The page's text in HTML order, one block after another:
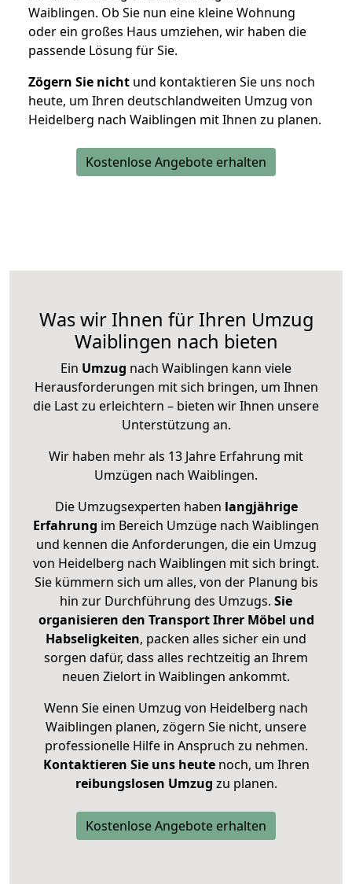
Waiblingen. Ob Sie nun eine kleine Wohnung
oder ein großes Haus umziehen, wir haben die
passende Lösung für Sie.
Zögern Sie nicht und kontaktieren Sie uns noch
heute, um Ihren deutschlandweiten Umzug von
Heidelberg nach Waiblingen mit Ihnen zu planen.
Kostenlose Angebote erhalten
Was wir Ihnen für Ihren Umzug
Waiblingen nach bieten
Ein Umzug nach Waiblingen kann viele
Herausforderungen mit sich bringen, um Ihnen
die Last zu erleichtern – bieten wir Ihnen unsere
Unterstützung an.
Wir haben mehr als 13 Jahre Erfahrung mit
Umzügen nach Waiblingen.
Die Umzugsexperten haben langjährige
Erfahrung im Bereich Umzüge nach Waiblingen
und kennen die Anforderungen, die ein Umzug
von Heidelberg nach Waiblingen mit sich bringt.
Sie kümmern sich um alles, von der Planung bis
hin zur Durchführung des Umzugs. Sie
organisieren den Transport Ihrer Möbel und
Habseligkeiten, packen alles sicher ein und
sorgen dafür, dass alles rechtzeitig an Ihrem
neuen Zielort in Waiblingen ankommt.
Wenn Sie einen Umzug von Heidelberg nach
Waiblingen planen, zögern Sie nicht, unsere
professionelle Hilfe in Anspruch zu nehmen.
Kontaktieren Sie uns heutenoch, um Ihren
reibungslosen Umzug zu planen.
Kostenlose Angebote erhalten